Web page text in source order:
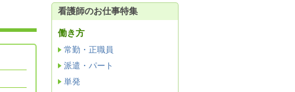
看護師のお仕事特集
働き方
常勤・正職員
派遣・パート
単発